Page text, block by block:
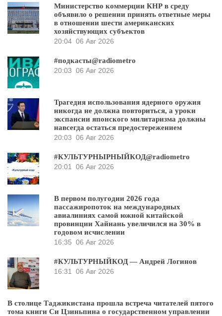
Министерство коммерции КНР в среду
объявило о решении принять ответные меры
в отношении шести американских
хозяйствующих субъектов
20:04 06 Авг 2026
#подкасты@radiometro
20:03 06 Авг 2026
Трагедия использования ядерного оружия
никогда не должна повториться, а уроки
экспансии японского милитаризма должны
навсегда остаться предостережением
20:03 06 Авг 2026
#КУЛЬТУРНЫРНЫЙКОД@radiometro
20:01
06 Авг 2026
В первом полугодии 2026 года
пассажиропоток на международных
авиалиниях самой южной китайской
провинции Хайнань увеличился на 30% в
годовом исчислении
16:35 06 Авг 2026
#КУЛЬТУРНЫЙКОД — Андрей Логинов
16:31
06 Авг 2026
В столице Таджикистана прошла встреча читателей пятого
тома книги Си Цзиньпина о государственном управлении